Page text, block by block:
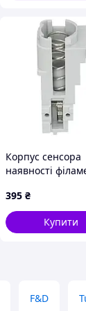
Корпус cенсора
наявності
Bambu Lab A1
(оригінал,
395 ₴
Купити
F&D